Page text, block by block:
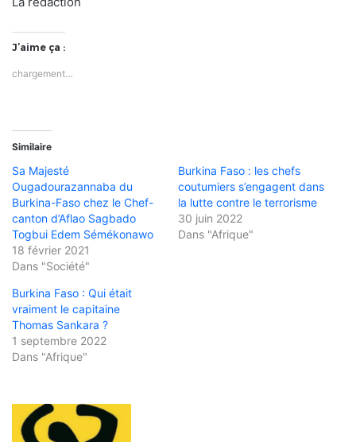
J’aime ça :
chargement…
Similaire
Sa Majesté
Ougadourazannaba du
Burkina-Faso chez le Chef-
canton d’Aflao Sagbado
Togbui Edem Sémékonawo
18 février 2021
Dans "Société"
Burkina Faso : les chefs
coutumiers s’engagent dans
la lutte contre le terrorisme
30 juin 2022
Dans "Afrique"
Burkina Faso : Qui était
vraiment le capitaine
Thomas Sankara ?
1 septembre 2022
Dans "Afrique"